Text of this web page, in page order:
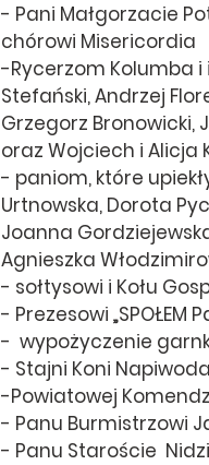
- Pani Małgorzacie
chórowi Misericordia
-Rycerzom Kolumba i
Stefański, Andrzej
Grzegorz Bronowicki,
oraz Wojciech i Alicja
- paniom, które
Urtnowska, Dorota
Joanna
Agnieszka
- sołtysowi i Kołu
- Prezesowi
-  wypożyczenie
- Stajni Koni
-Powiatowej
- Panu Burmistrzowi
- Panu Staroście